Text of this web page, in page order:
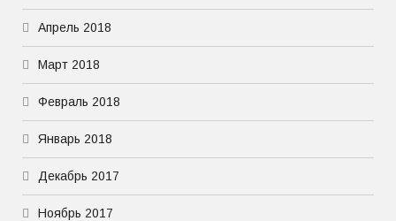
Апрель 2018
Март 2018
Февраль 2018
Январь 2018
Декабрь 2017
Ноябрь 2017